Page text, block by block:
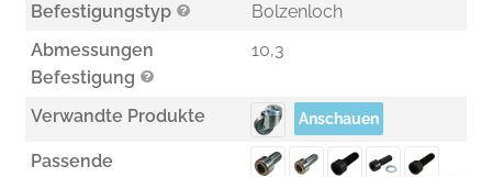
Befestigungstyp
Bolzenloch
Abmessungen
Befestigung
10,3
Verwandte Produkte Anschauen
Passende